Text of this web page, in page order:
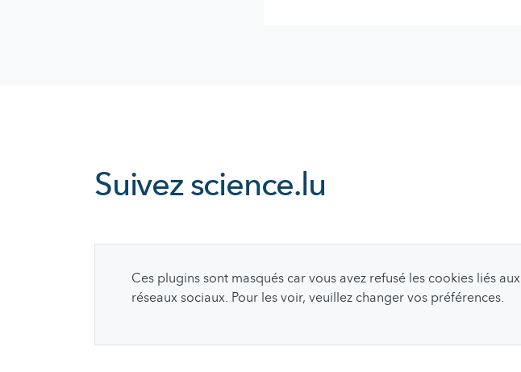
Suivezscience.lu
Ces plugins sont masqués car vous avez refusé les cookies liés aux
réseaux sociaux. Pour les voir, veuillez changer vos préférences.